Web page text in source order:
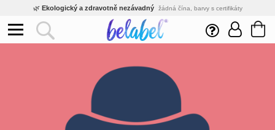
🌿 Ekologický a zdravotně nezávadný žádná čína, barvy s certifikáty
Inovativní výroba vlastní vývoj, nejnovější technologie
Rychlé dodání expedujeme do 24h
Kvalita pod kontrolou jsme přímý výrobce, žádný zprostředkovatel
Eshop s tradicí od roku 2010 tisíce spokojených zákazníků